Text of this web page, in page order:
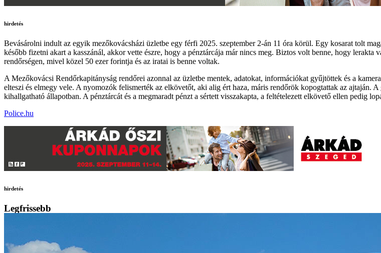
hirdetés
Bevásárolni indult az egyik mezőkovácsházi üzletbe egy férfi 2025. szeptember 2-án 11 óra körül. Egy kosarat tolt
később fizetni akart a kasszánál, akkor vette észre, hogy a pénztárcája már nincs meg. Biztos volt benne, hogy lerakta
rendőrségen, mivel közel 50 ezer forintja és az iratai is benne voltak.
A Mezőkovácsi Rendőrkapitányság rendőrei azonnal az üzletbe mentek, adatokat, információkat gyűjtöttek és a
elteszi és elmegy vele. A nyomozók felismerték az elkövetőt, aki alig ért haza, máris rendőrök kopogtattak az ajtaján.
kihallgatható állapotban. A pénztárcát és a megmaradt pénzt a sértett visszakapta, a feltételezett elkövető ellen pedig
Police.hu
hirdetés
Legfrissebb